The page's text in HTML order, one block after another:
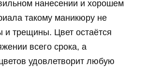
нанесении и хорошем
такому маникюру не
и трещины. Цвет остаётся
всего срока, а
удовлетворит любую